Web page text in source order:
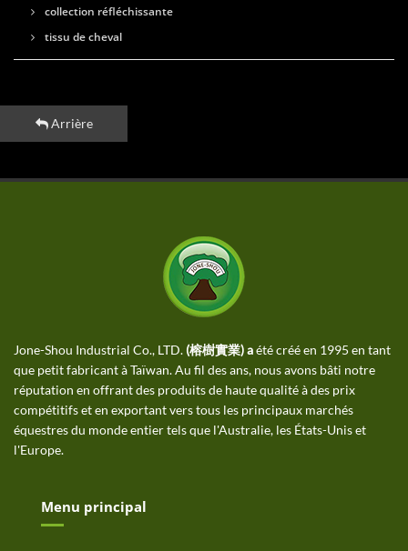
collection réfléchissante
tissu de cheval
Arrière
Jone-Shou Industrial Co., LTD. (榕樹實業) aété créé en 1995 en tant
que petit fabricant à Taïwan. Au fil des ans, nous avons bâti notre
réputation en offrant des produits de haute qualité à des prix
compétitifs et en exportant vers tous les principaux marchés
équestres du monde entier tels que l'Australie, les États-Unis et
l'Europe.
Menu principal